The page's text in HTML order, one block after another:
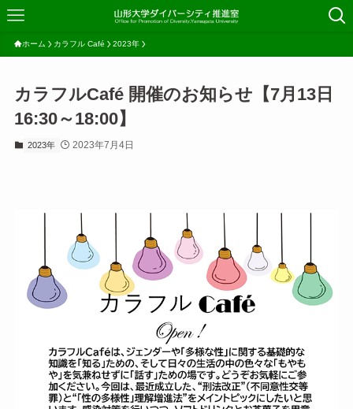
ホーム カラフル Café 2023年
カラフルCafé 開催のお知らせ【7月13日
16:30～18:00】
2023年 2023年7月4日